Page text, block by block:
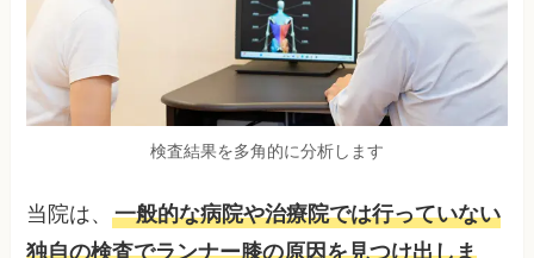
検査結果を多角的に分析します
当院は、一般的な病院や治療院では行っていない
独自の検査でランナー膝の原因を見つけ出しま